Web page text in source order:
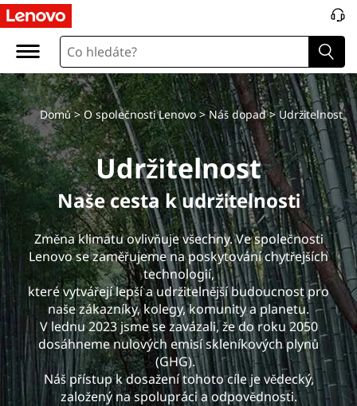
S
u
s
t
a
i
n
a
b
i
l
Domů>O společnosti Lenovo>Náš dopad> Udržitelnost
Udržitelnost
Naše cesta k udržitelnosti
Změna klimatu ovlivňuje všechny. Ve společnosti
Lenovo se zaměřujeme na poskytování chytřejších
technologií,
které vytvářejí lepší a udržitelnější budoucnost pro
naše zákazníky, kolegy, komunity a planetu.
V lednu 2023 jsme se zavázali, že do roku 2050
dosáhneme nulových emisí skleníkových plynů
(GHG).
Náš přístup k dosažení tohoto cíle je vědecký,
založený na spolupráci a odpovědnosti.